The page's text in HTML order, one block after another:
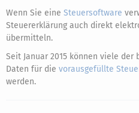
Wenn Sie eine Steuersoftware
Steuererklärung auch direkt
übermitteln.
Seit Januar 2015 können viele
Daten für die vorausgefüllte
werden.